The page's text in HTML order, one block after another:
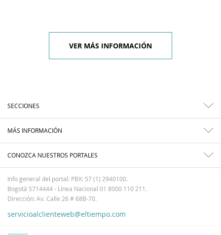
VER MÁS INFORMACIÓN
SECCIONES
MÁS INFORMACIÓN
CONOZCA NUESTROS PORTALES
Info general del portal: PBX: 57 (1) 2940100.
Bogotá 5714444 - Línea Nacional 01 8000 110 211.
Dirección: Av. Calle 26 # 68B-70.
servicioalclienteweb@eltiempo.com